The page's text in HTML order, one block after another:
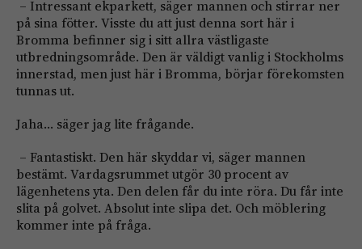
– Intressant ekparkett, säger mannen och stirrar ner
på sina fötter. Visste du att just denna sort här i
Bromma befinner sig i sitt allra västligaste
utbredningsområde. Den är väldigt vanlig i Stockholms
innerstad, men just här i Bromma, börjar förekomsten
tunnas ut.
Jaha… säger jag lite frågande.
– Fantastiskt. Den här skyddar vi, säger mannen
bestämt. Vardagsrummet utgör 30 procent av
lägenhetens yta. Den delen får du inte röra. Du får inte
slita på golvet. Absolut inte slipa det. Och möblering
kommer inte på fråga.